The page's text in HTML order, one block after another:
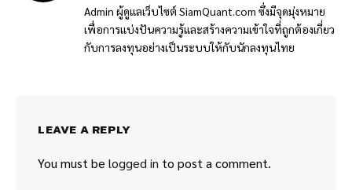
Admin ผู้ดูแลเว็บไซต์ SiamQuant.com ซึ่งมีจุดมุ่งหมาย
เพื่อการแบ่งปันความรู้และสร้างความเข้าใจที่ถูกต้องเกี่ยว
กับการลงทุนอย่างเป็นระบบให้กับนักลงทุนไทย
LEAVE A REPLY
You must be logged in to post a comment.